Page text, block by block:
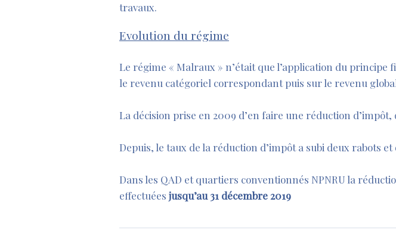
travaux.
Evolution du régime
Le régime « Malraux » n’était que l’application du principe
le revenu catégoriel correspondant puis sur le revenu
La décision prise en 2009 d’en faire une réduction
Depuis, le taux de la réduction d’impôt a subi deux rabots
Dans les QAD et quartiers conventionnés NPNRU la
effectuées jusqu’au 31 décembre 2019